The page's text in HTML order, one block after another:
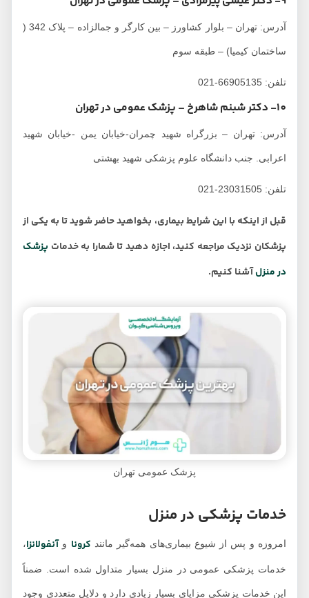
آدرس: تهران – بلوار کشاورز – بین کارگر و جمالزاده – پلاک 342 (
ساختمان کیمیا) – طبقه سوم
تلفن: 66905135-021
آدرس: تهران – بزرگراه شهید چمران-خیابان یمن -خیابان شهید
اعرابی. جنب دانشگاه علوم پزشکی شهید بهشتی
تلفن: 23031505-021
قبل از اینکه با این شرایط بیماری، بخواهید حاضر شوید تا به یکی از
پزشکان نزدیک مراجعه کنید، اجازه دهید تا شمارا به خدماتپزشک
در منزلآشنا کنیم.
پزشک عمومی تهران
خدمات پزشکی در منزل
امروزه و پس از شیوع بیماری‌های همه‌گیر مانندکرونا وآنفولانزا،
خدمات پزشکی عمومی در منزل بسیار متداول شده است. ضمناً
این خدمات پزشکی مزایای بسیار زیادی دارد و دلایل متعددی وجود